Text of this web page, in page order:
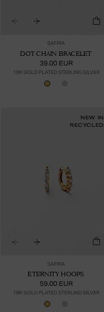
SAFIRA
DOT CHAIN BRACELET
39.00 EUR
18K GOLD PLATED STERLING SILVER
NEW IN
RECYCLED
SAFIRA
ETERNITY HOOPS
59.00 EUR
18K GOLD PLATED STERLING SILVER